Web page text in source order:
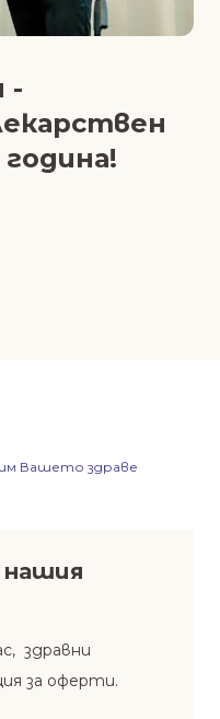
-
Вашето здраве
нашия
здравни
за оферти.